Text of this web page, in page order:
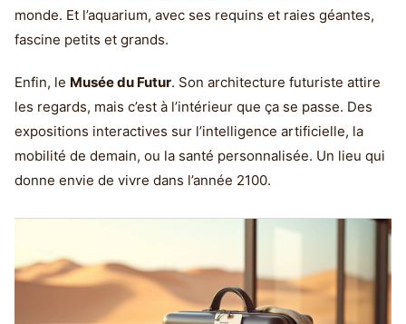
monde. Et l’aquarium, avec ses requins et raies géantes,
fascine petits et grands.
Enfin, le Musée du Futur. Son architecture futuriste attire
les regards, mais c’est à l’intérieur que ça se passe. Des
expositions interactives sur l’intelligence artificielle, la
mobilité de demain, ou la santé personnalisée. Un lieu qui
donne envie de vivre dans l’année 2100.